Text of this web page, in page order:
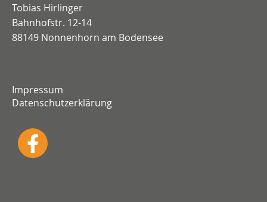
Tobias Hirlinger
Bahnhofstr. 12-14
88149 Nonnenhorn am Bodensee
Impressum
Datenschutzerklärung